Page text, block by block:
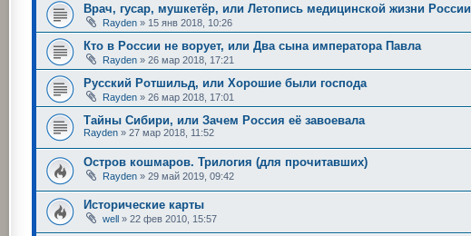
Врач, гусар, мушкетёр, или Летопись медицинской жизни России
Rayden » 15 янв 2018, 10:26
Кто в России не ворует, или Два сына императора Павла
Rayden » 26 мар 2018, 17:21
Русский Ротшильд, или Хорошие были господа
Rayden » 26 мар 2018, 17:01
Тайны Сибири, или Зачем Россия её завоевала
Rayden » 27 мар 2018, 11:52
Остров кошмаров. Трилогия (для прочитавших)
Rayden » 29 май 2019, 09:42
Исторические карты
well » 22 фев 2010, 15:57